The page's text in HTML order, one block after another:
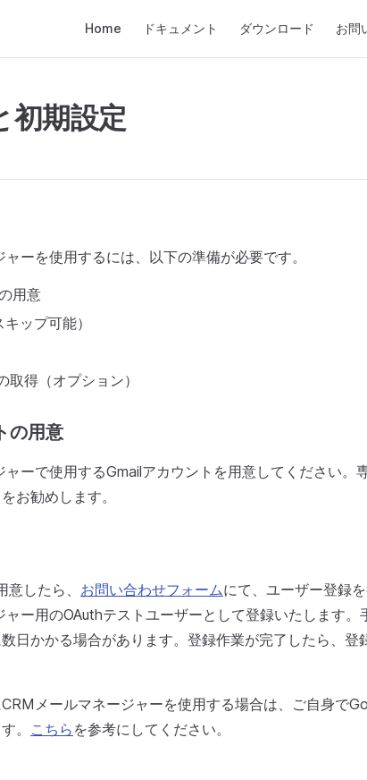
Home ドキュメント ダウンロード お問
初期設定
ーを使用するには、以下の準備が必要です。
用意
ップ可能）
得（オプション）
の用意
ーで使用するGmailアカウントを用意してください。
お勧めします。
したら、 お問い合わせフォームにて、ユーザー登録を
ー用のOAuthテストユーザーとして登録いたします。
日かかる場合があります。登録作業が完了したら、登
メールマネージャーを使用する場合は、ご自身で
。 こちら を参考にしてください。